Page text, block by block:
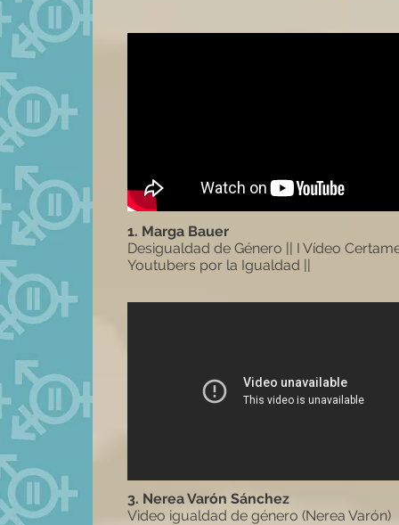
1. Marga Bauer
Desigualdad de Género || I Vídeo
Youtubers por la Igualdad ||
3. Nerea Varón Sánchez
Video igualdad de género (Nerea Varón)